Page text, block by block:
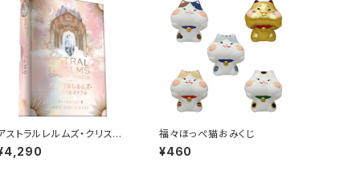
ストラルレルムズ・クリスタ
オラクル
福々ほっぺ猫おみくじ
¥460